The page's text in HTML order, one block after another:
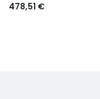
478,51 €